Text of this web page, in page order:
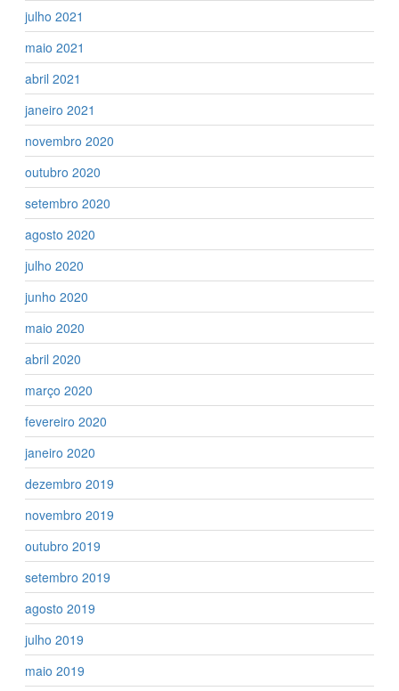
julho 2021
maio 2021
abril 2021
janeiro 2021
novembro 2020
outubro 2020
setembro 2020
agosto 2020
julho 2020
junho 2020
maio 2020
abril 2020
março 2020
fevereiro 2020
janeiro 2020
dezembro 2019
novembro 2019
outubro 2019
setembro 2019
agosto 2019
julho 2019
maio 2019